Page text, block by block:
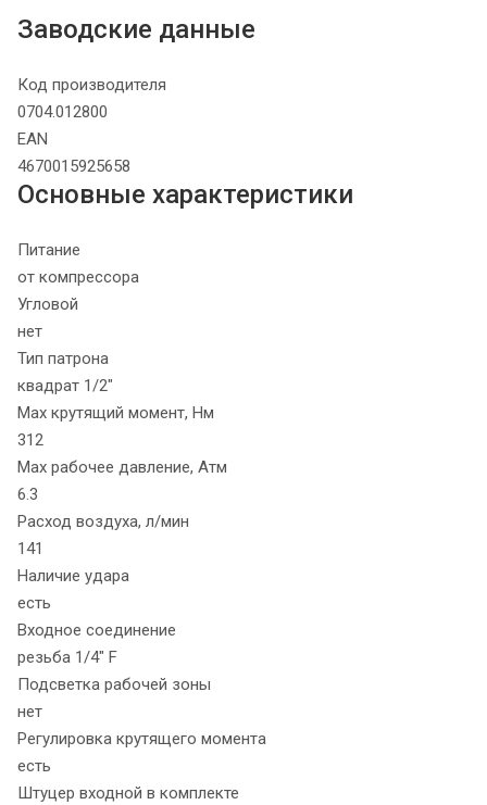
Заводские данные
Код производителя
0704.012800
EAN
4670015925658
Основные характеристики
Питание
от компрессора
Угловой
нет
Тип патрона
квадрат 1/2"
Max крутящий момент, Нм
312
Max рабочее давление, Атм
6.3
Расход воздуха, л/мин
141
Наличие удара
есть
Входное соединение
резьба 1/4" F
Подсветка рабочей зоны
нет
Регулировка крутящего момента
есть
Штуцер входной в комплекте